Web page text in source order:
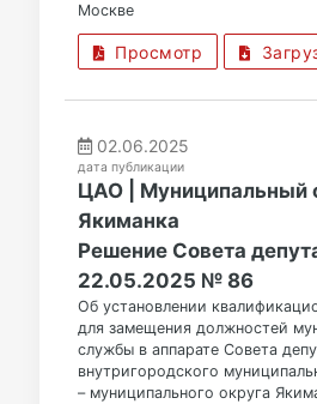
Москве
Просмотр
02.06.2025
дата публикации
ЦАО | Муниципальный
Якиманка
Решение Совета
22.05.2025 № 86
Об установлении
для замещения должностей
службы в аппарате Совета
внутригородского
– муниципального округа